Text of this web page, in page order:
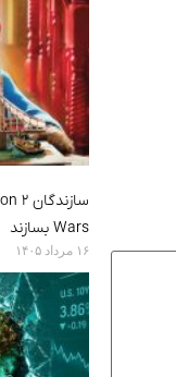
Wars بسازند
۱۶ مرداد ۱۴۰۵